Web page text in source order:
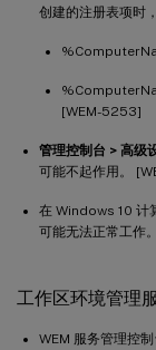
创建的注册表项时
[WEM-5253]
管理控制台 > 高级
可能不起作用。
在 Windows 10 计
可能无法正常工作
工作区环境管理
WEM 服务管理控制